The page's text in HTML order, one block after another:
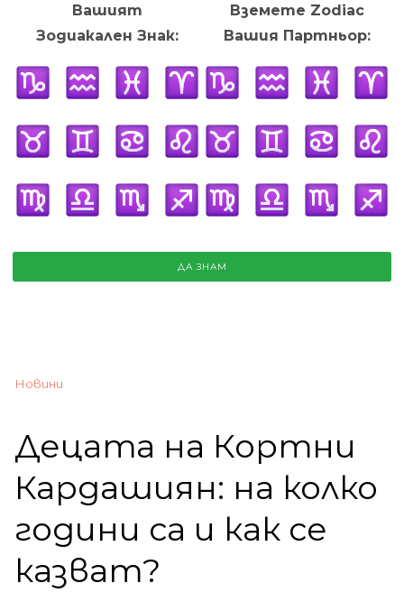
Вашият
Зодиакален Знак:
Вземете Zodiac
Вашия Партньор:
ДА ЗНАМ
Новини
Децата на Кортни
Кардашиян: на колко
години са и как се
казват?